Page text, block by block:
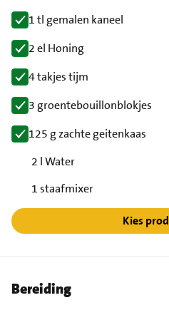
1 tl gemalen kaneel
2 el Honing
4 takjes tijm
3 groentebouillonblokjes
125 g zachte geitenkaas
2 l Water
1 staafmixer
Kies
Bereiding